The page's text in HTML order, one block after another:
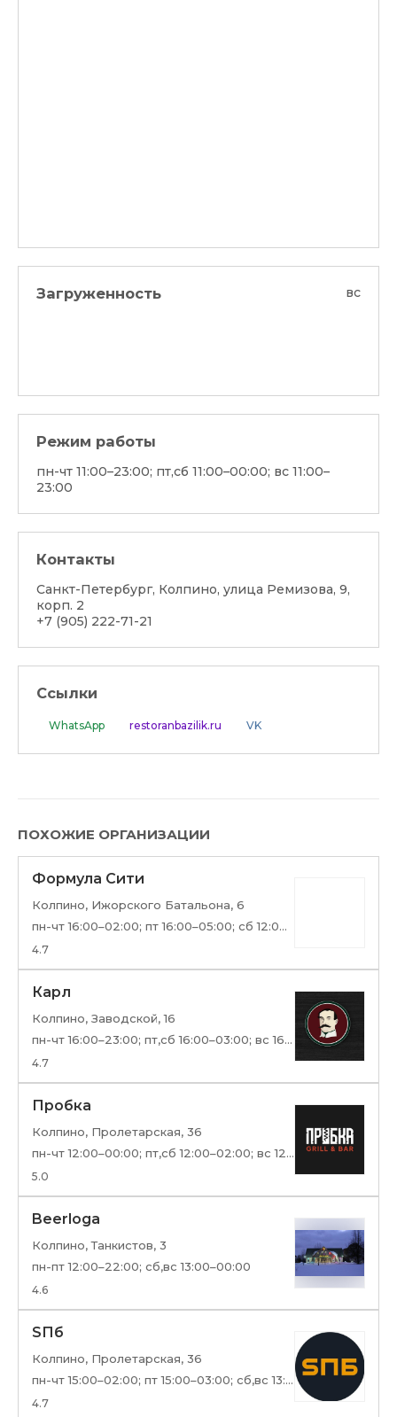
Загруженность вс
Режим работы
пн-чт 11:00–23:00; пт,сб 11:00–00:00; вс 11:00–
23:00
Контакты
Санкт-Петербург, Колпино, улица Ремизова, 9,
корп. 2
+7 (905) 222-71-21
Ссылки
WhatsApp restoranbazilik.ru VK
ПОХОЖИЕ ОРГАНИЗАЦИИ
Формула Сити
Колпино, Ижорского Батальона, 6
пн-чт 16:00–02:00; пт 16:00–05:00; сб 12:00–05:00; вс 12:00–02:00
4.7
Карл
Колпино, Заводской, 16
пн-чт 16:00–23:00; пт,сб 16:00–03:00; вс 16:00–23:00
4.7
Пробка
Колпино, Пролетарская, 36
пн-чт 12:00–00:00; пт,сб 12:00–02:00; вс 12:00–00:00
5.0
Beerloga
Колпино, Танкистов, 3
пн-пт 12:00–22:00; сб,вс 13:00–00:00
4.6
SПб
Колпино, Пролетарская, 36
пн-чт 15:00–02:00; пт 15:00–03:00; сб,вс 13:00–03:00
4.7